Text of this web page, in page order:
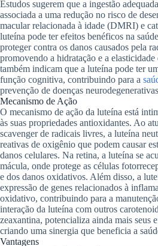
Estudos sugerem que a ingestão
associada a uma redução no risco de
macular relacionada à idade (DMRI) e
luteína pode ter efeitos benéficos na
proteger contra os danos causados pela
promovendo a hidratação e a elasticidade
também indicam que a luteína pode ter
função cognitiva, contribuindo para a
prevenção de doenças
Mecanismo de Ação
O mecanismo de ação da luteína está
às suas propriedades antioxidantes. Ao
scavenger de radicais livres, a luteína
reativas de oxigênio que podem causar
danos celulares. Na retina, a luteína se
mácula, onde protege as células
e dos danos oxidativos. Além disso, a
expressão de genes relacionados à
oxidativo, contribuindo para a
interação da luteína com outros
zeaxantina, potencializa ainda mais seus
criando uma sinergia que beneficia a
Vantagens